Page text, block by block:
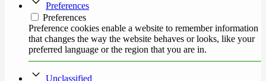
Preferences
Preferences
Preference cookies enable a website to remember information
that changes the way the website behaves or looks, like your
preferred language or the region that you are in.
Unclassified